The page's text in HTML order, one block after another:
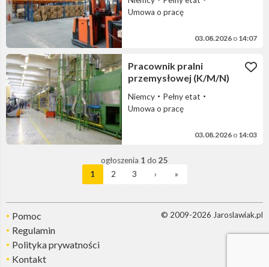
Umowa o pracę
03.08.2026 o 14:07
Pracownik pralni
przemysłowej (K/M/N)
Niemcy
Pełny etat
Umowa o pracę
03.08.2026 o 14:03
ogłoszenia 1 do 25
1
2 3 › »
Pomoc
Regulamin
Polityka prywatności
Kontakt
© 2009-2026 Jaroslawiak.pl